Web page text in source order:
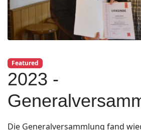
Featured
2023 -
Die Generalversammlung fand